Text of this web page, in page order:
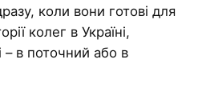
коли вони готові для
колег в Україні,
– в поточний або в